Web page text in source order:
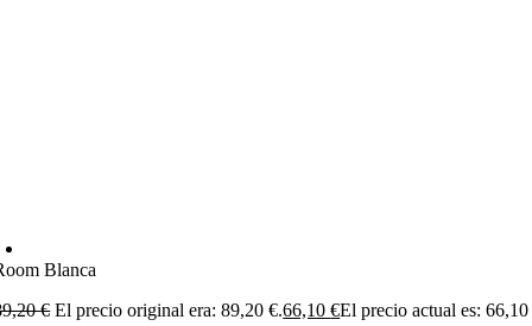
Blanca
€ El precio original era: 89,20 €.66,10€El precio actual es: